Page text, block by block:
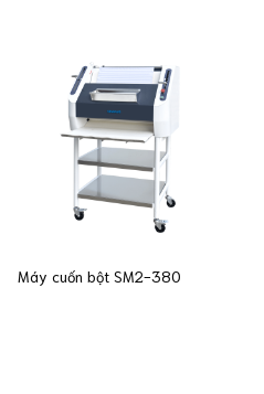
Máy cuốn bột SM2-380